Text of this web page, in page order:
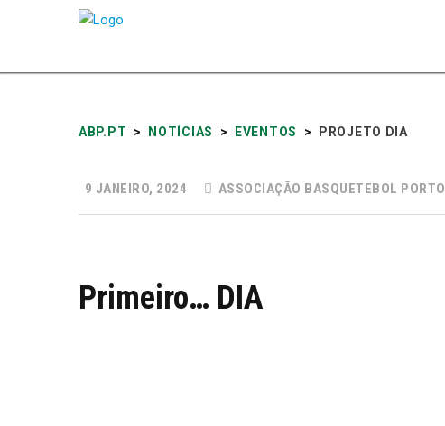
ABP.PT > NOTÍCIAS > EVENTOS > PROJETO DIA
9 JANEIRO, 2024 ASSOCIAÇÃO BASQUETEBOL PORTO
Primeiro… DIA